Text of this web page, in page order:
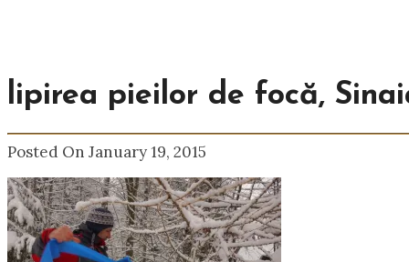
lipirea pieilor de focă,
Posted On January 19, 2015